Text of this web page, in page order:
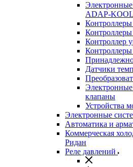
ADAP-KOOL
Контроллеры
Контроллер
Контроллеры
Датчики
клапаны
Устройства
Электронные
Автоматика и
Коммерческая
Ридан
Реле давлений